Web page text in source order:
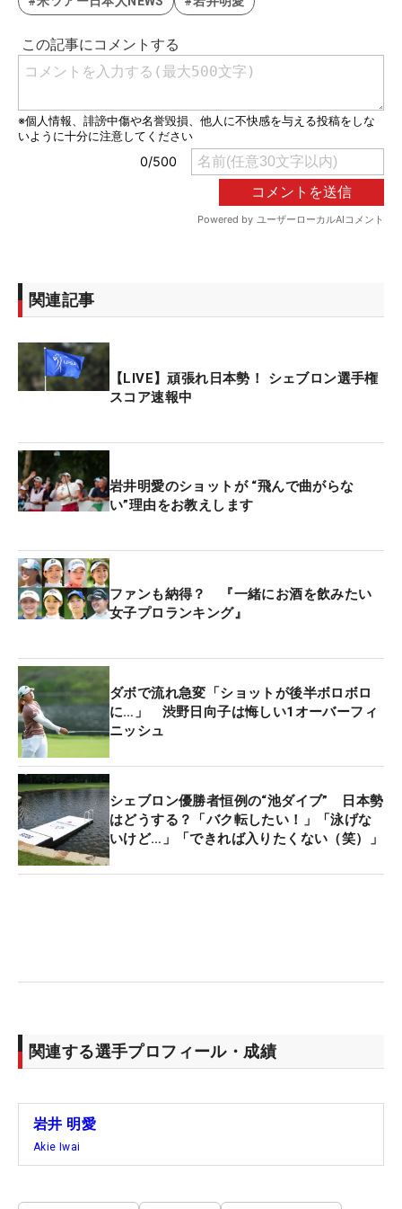
関連記事
【LIVE】頑張れ日本勢！ シェブロン選手権
スコア速報中
岩井明愛のショットが “飛んで曲がらな
い”理由をお教えします
ファンも納得？ 『一緒にお酒を飲みたい
女子プロランキング』
ダボで流れ急変「ショットが後半ボロボロ
に…」 渋野日向子は悔しい1オーバーフィ
ニッシュ
シェブロン優勝者恒例の“池ダイブ” 日本勢
はどうする？「バク転したい！」「泳げな
いけど…」「できれば入りたくない（笑）」
関連する選手プロフィール・成績
岩井 明愛
Akie Iwai